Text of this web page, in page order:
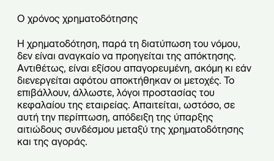
Ο χρόνος χρηματοδότησης
Η χρηματοδότηση, παρά τη διατύπωση του νόμου,
δεν είναι αναγκαίο να προηγείται της απόκτησης.
Αντιθέτως, είναι εξίσου απαγορευμένη, ακόμη κι εάν
διενεργείται αφότου αποκτήθηκαν οι μετοχές. Το
επιβάλλουν, άλλωστε, λόγοι προστασίας του
κεφαλαίου της εταιρείας. Απαιτείται, ωστόσο, σε
αυτή την περίπτωση, απόδειξη της ύπαρξης
αιτιώδους συνδέσμου μεταξύ της χρηματοδότησης
και της αγοράς.